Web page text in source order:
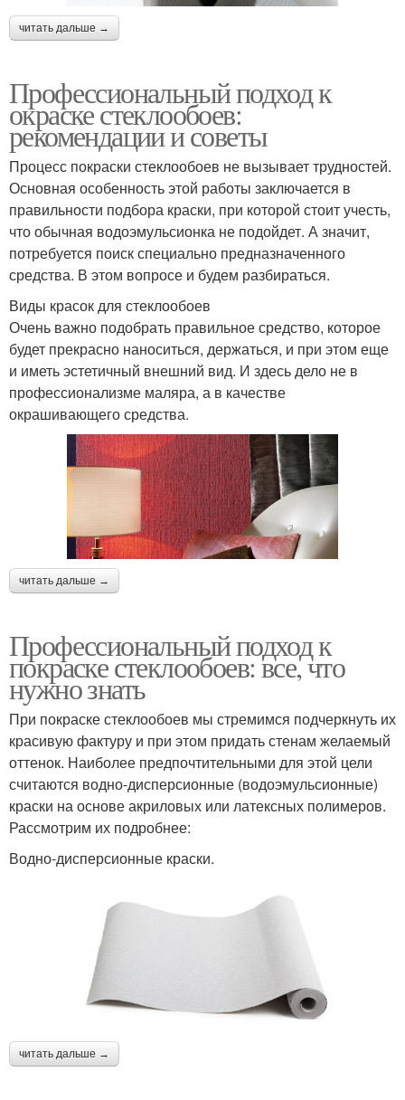
читать дальше →
Профессиональный подход к
окраске стеклообоев:
рекомендации и советы
Процесс покраски стеклообоев не вызывает трудностей.
Основная особенность этой работы заключается в
правильности подбора краски, при которой стоит учесть,
что обычная водоэмульсионка не подойдет. А значит,
потребуется поиск специально предназначенного
средства. В этом вопросе и будем разбираться.
Виды красок для стеклообоев
Очень важно подобрать правильное средство, которое
будет прекрасно наноситься, держаться, и при этом еще
и иметь эстетичный внешний вид. И здесь дело не в
профессионализме маляра, а в качестве
окрашивающего средства.
читать дальше →
Профессиональный подход к
покраске стеклообоев: все, что
нужно знать
При покраске стеклообоев мы стремимся подчеркнуть их
красивую фактуру и при этом придать стенам желаемый
оттенок. Наиболее предпочтительными для этой цели
считаются водно-дисперсионные (водоэмульсионные)
краски на основе акриловых или латексных полимеров.
Рассмотрим их подробнее:
Водно-дисперсионные краски.
читать дальше →